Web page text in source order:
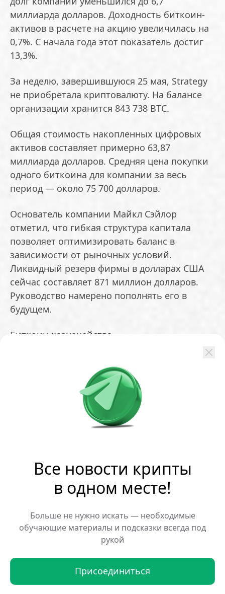
Все новости крипты
в одном месте!
Больше не нужно искать — необходимые
обучающие материалы и подсказки всегда под
рукой
Присоединиться
миллиарда долларов. Доходность биткоин-
активов в расчете на акцию увеличилась на
0,7%. С начала года этот показатель достиг
13,3%.
За неделю, завершившуюся 25 мая, Strategy
не приобретала криптовалюту. На балансе
организации хранится 843 738 BTC.
Общая стоимость накопленных цифровых
активов составляет примерно 63,87
миллиарда долларов. Средняя цена покупки
одного биткоина для компании за весь
период — около 75 700 долларов.
Основатель компании Майкл Сэйлор
отметил, что гибкая структура капитала
позволяет оптимизировать баланс в
зависимости от рыночных условий.
Ликвидный резерв фирмы в долларах США
сейчас составляет 871 миллион долларов.
Руководство намерено пополнять его в
будущем.
Биткоин-казначейства
компании приобрели 602,6 BTC на сумму
около 46 миллионов долларов:
Strive купила 381,6 BTC
DDC Enterprise Limited — 200 BTC
Фирмы совершили сделки, когда цена
биткоина опустилась ниже 80 000 долларов.
по 79 348 долларов, а DDC — по 79 496
долларов.
Активность малого бизнеса совпала с
оттоком средств из спотовых биржевых
фондов на базе первой криптовалюты. За